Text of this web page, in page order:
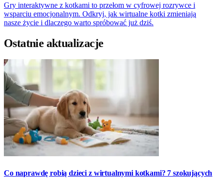
Gry interaktywne z kotkami to przełom w cyfrowej rozrywce i
wsparciu emocjonalnym. Odkryj, jak wirtualne kotki zmieniają
nasze życie i dlaczego warto spróbować już dziś.
Ostatnie aktualizacje
Co naprawdę robią dzieci z wirtualnymi kotkami? 7 szokujących